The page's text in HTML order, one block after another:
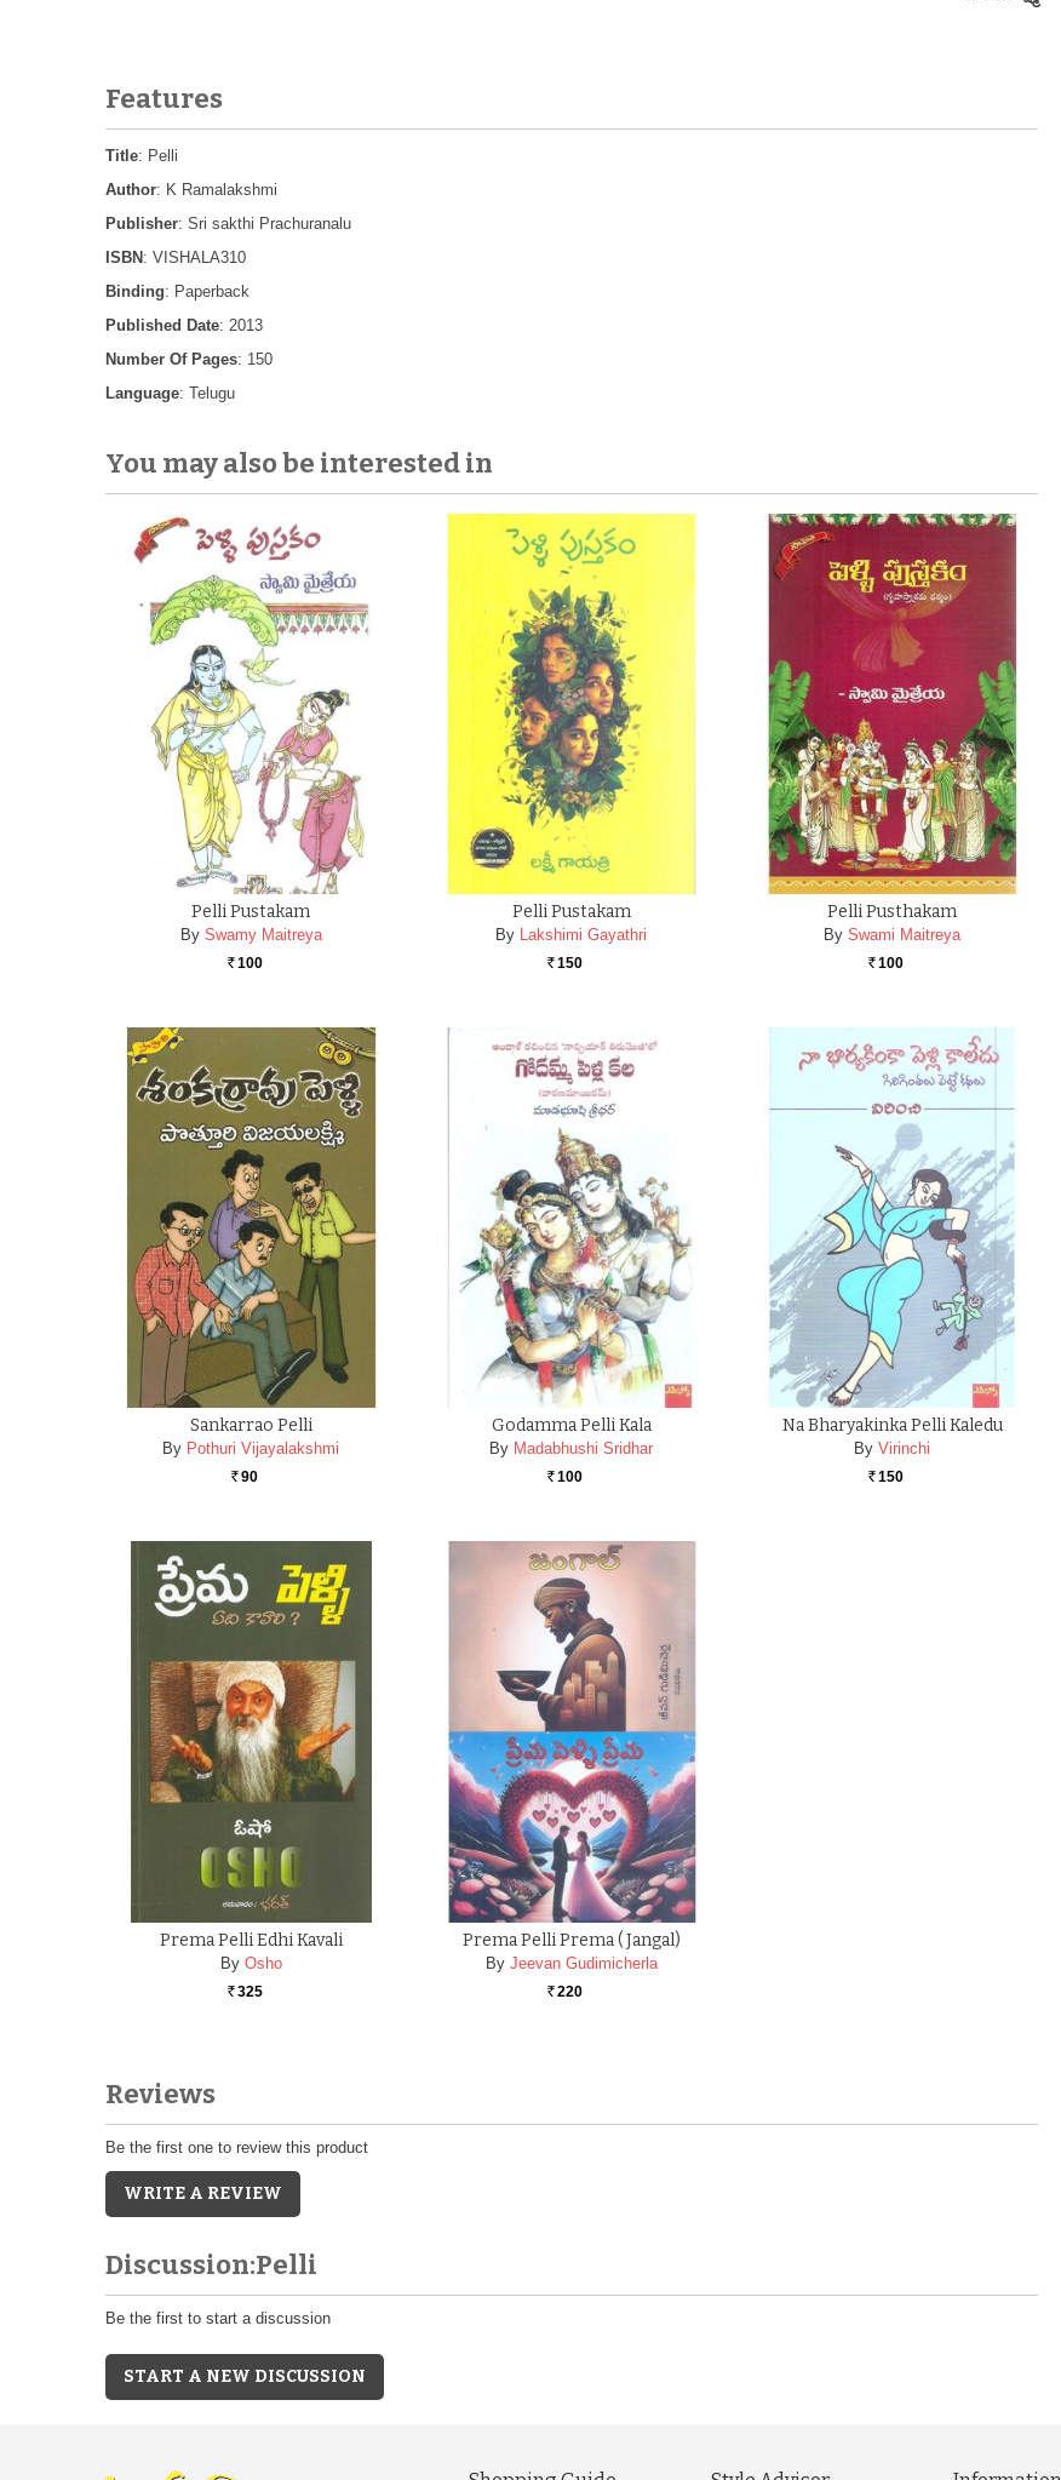
Features
Title: Pelli
Author: K Ramalakshmi
Publisher: Sri sakthi Prachuranalu
ISBN : VISHALA310
Binding: Paperback
Published Date: 2013
Number Of Pages: 150
Language: Telugu
You may also be interested in
Pelli Pustakam
By Swamy Maitreya
Rs. 100
Pelli Pustakam
By Lakshimi Gayathri
Rs. 150
Pelli Pusthakam
By Swami Maitreya
Rs. 100
Sankarrao Pelli
By Pothuri Vijayalakshmi
Rs. 90
Godamma Pelli Kala
By Madabhushi Sridhar
Rs. 100
Na Bharyakinka Pelli Kaledu
By Virinchi
Rs. 150
Prema Pelli Edhi Kavali
By Osho
Rs. 325
Prema Pelli Prema ( Jangal)
By Jeevan Gudimicherla
Rs. 220
Reviews
Be the first one to review this product
WRITE A REVIEW
Discussion:Pelli
Be the first to start a discussion
START A NEW DISCUSSION